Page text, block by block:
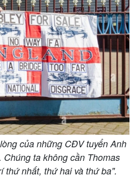
của những CĐV tuyển Anh
Chúng ta không cần Thomas
thứ nhất, thứ hai và thứ ba".